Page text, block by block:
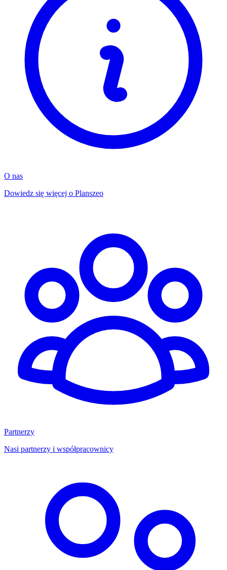
O nas
Dowiedz się więcej o Planszeo
Partnerzy
Nasi partnerzy i współpracownicy